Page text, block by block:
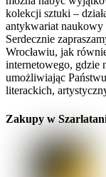
kolekcji sztuki –
antykwariat
Serdecznie
Wrocławiu, jak
internetowego, gdzie
umożliwiając
literackich,
Zakupy w